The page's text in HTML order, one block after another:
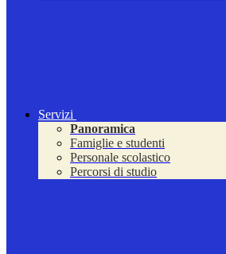
Servizi
Panoramica
Famiglie e studenti
Personale scolastico
Percorsi di studio